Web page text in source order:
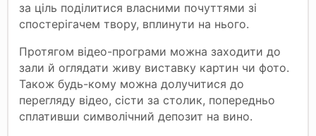
за ціль поділитися власними почуттями зі
спостерігачем твору, вплинути на нього.
Протягом відео-програми можна заходити до
зали й оглядати живу виставку картин чи фото.
Також будь-кому можна долучитися до
перегляду відео, сісти за столик, попередньо
сплативши символічний депозит на вино.